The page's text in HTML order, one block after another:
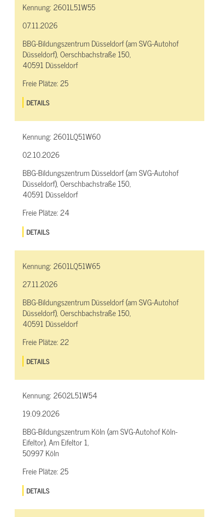
Kennung:2601L51W55
07.11.2026
BBG-Bildungszentrum Düsseldorf (am SVG-Autohof
Düsseldorf), Oerschbachstraße 150,
40591 Düsseldorf
Freie Plätze:25
DETAILS
Kennung:2601LQ51W60
02.10.2026
BBG-Bildungszentrum Düsseldorf (am SVG-Autohof
Düsseldorf), Oerschbachstraße 150,
40591 Düsseldorf
Freie Plätze:24
DETAILS
Kennung:2601LQ51W65
27.11.2026
BBG-Bildungszentrum Düsseldorf (am SVG-Autohof
Düsseldorf), Oerschbachstraße 150,
40591 Düsseldorf
Freie Plätze:22
DETAILS
Kennung:2602L51W54
19.09.2026
BBG-Bildungszentrum Köln (am SVG-Autohof Köln-
Eifeltor), Am Eifeltor 1,
50997 Köln
Freie Plätze:25
DETAILS